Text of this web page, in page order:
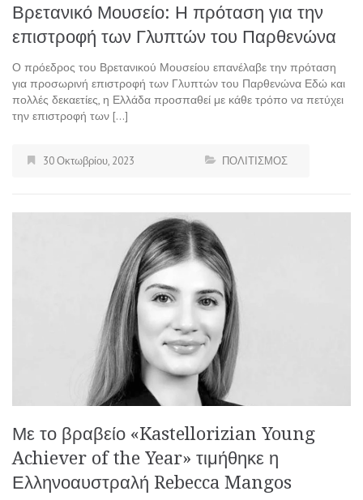
Βρετανικό Μουσείο: Η πρόταση για την
επιστροφή των Γλυπτών του Παρθενώνα
Ο πρόεδρος του Βρετανικού Μουσείου επανέλαβε την πρόταση
για προσωρινή επιστροφή των Γλυπτών του Παρθενώνα Εδώ και
πολλές δεκαετίες, η Ελλάδα προσπαθεί με κάθε τρόπο να πετύχει
την επιστροφή των […]
30 Οκτωβρίου, 2023 ΠΟΛΙΤΙΣΜΟΣ
Με το βραβείο «Kastellorizian Young
Achiever of the Year» τιμήθηκε η
Ελληνοαυστραλή Rebecca Mangos